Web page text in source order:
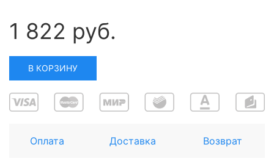
1 822 руб.
В КОРЗИНУ
Оплата Доставка Возврат